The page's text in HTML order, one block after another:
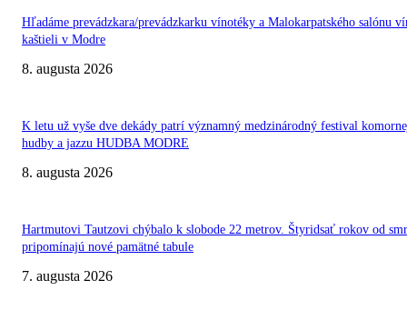
Hľadáme prevádzkara/prevádzkarku vínotéky a Malokarpatského salónu
kaštieli v Modre
8. augusta 2026
K letu už vyše dve dekády patrí významný medzinárodný festival
hudby a jazzu HUDBA MODRE
8. augusta 2026
Hartmutovi Tautzovi chýbalo k slobode 22 metrov. Štyridsať rokov od
pripomínajú nové pamätné tabule
7. augusta 2026